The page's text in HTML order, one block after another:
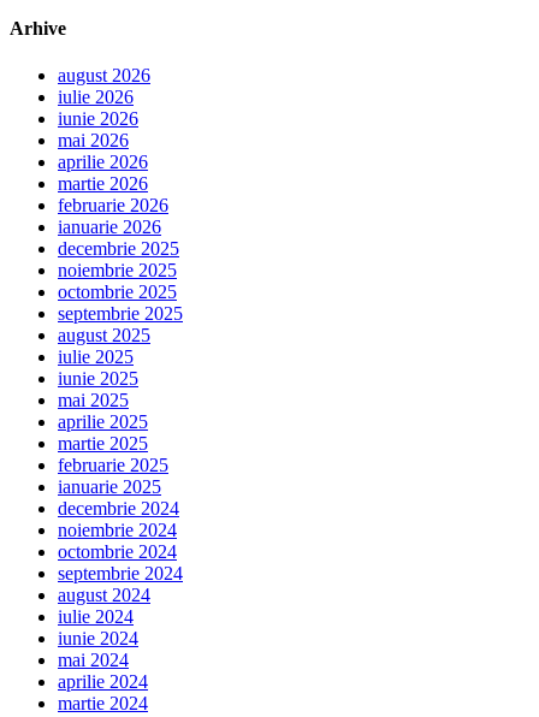
Arhive
august 2026
iulie 2026
iunie 2026
mai 2026
aprilie 2026
martie 2026
februarie 2026
ianuarie 2026
decembrie 2025
noiembrie 2025
octombrie 2025
septembrie 2025
august 2025
iulie 2025
iunie 2025
mai 2025
aprilie 2025
martie 2025
februarie 2025
ianuarie 2025
decembrie 2024
noiembrie 2024
octombrie 2024
septembrie 2024
august 2024
iulie 2024
iunie 2024
mai 2024
aprilie 2024
martie 2024